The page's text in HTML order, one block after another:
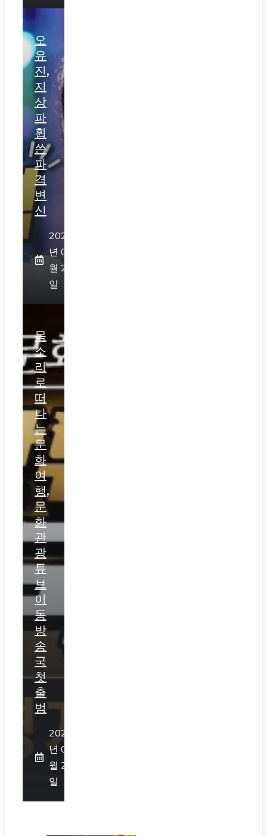
오
유
진,
지
상
파
휩
쓴
파
격
변
신
2026
년 07
월 28
일
목
소
리
로
떠
나
는
문
화
여
행,
문
화
관
광
튜
브
이
동
방
송
국
첫
출
범
2026
년 07
월 25
일